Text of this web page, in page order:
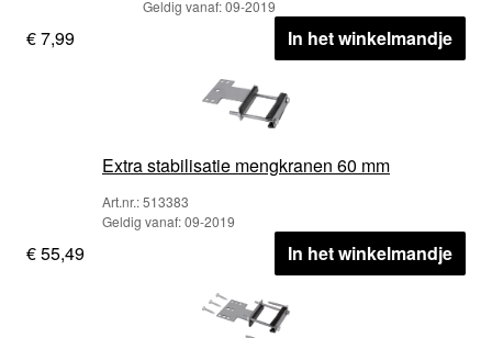
Geldig vanaf: 09-2019
€ 7,99 In het winkelmandje
Extra stabilisatie mengkranen 60 mm
Art.nr.: 513383
Geldig vanaf: 09-2019
€ 55,49 In het winkelmandje